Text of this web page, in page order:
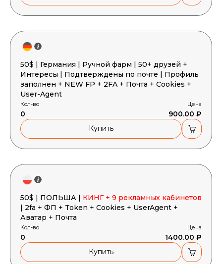
50$ | Германия | Ручной фарм | 50+ друзей +
Интересы | Подтверждены по почте | Профиль
заполнен + NEW FP + 2FA + Почта + Cookies +
User-Agent
Кол-во
0
Цена
900.00 ₽
Купить
50$ | ПОЛЬША | КИНГ + 9 рекламных кабинетов
| 2fa + ФП + Token + Cookies + UserAgent +
Аватар + Почта
Кол-во
0
Цена
1400.00 ₽
Купить